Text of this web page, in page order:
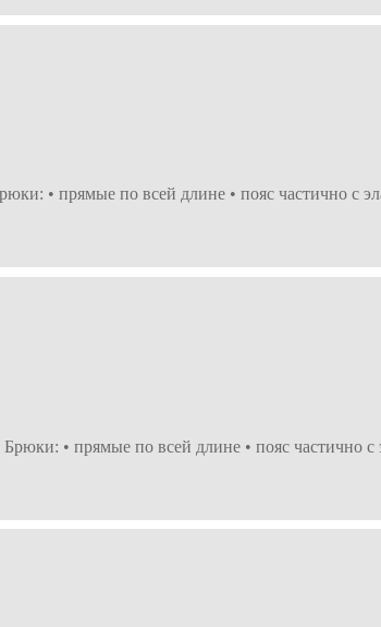
• прямые по всей длине • пояс частично с
• прямые по всей длине • пояс частично